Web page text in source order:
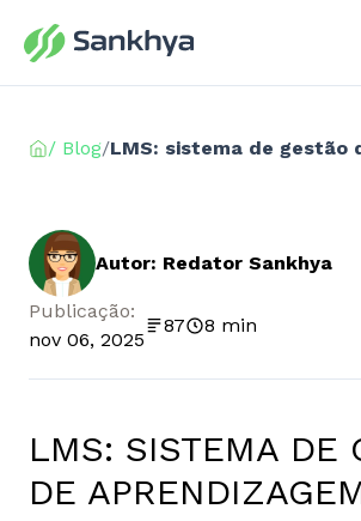
/ Blog/
Autor: Redator Sankhya
Publicação:
nov 06, 2025
87 8 min
LMS: SISTEMA DE
DE